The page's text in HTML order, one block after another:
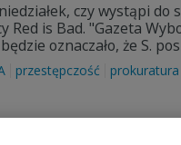
czy wystąpi
Red is Bad. "Gazeta
oznaczało, że S.
przestępczość prokuratura